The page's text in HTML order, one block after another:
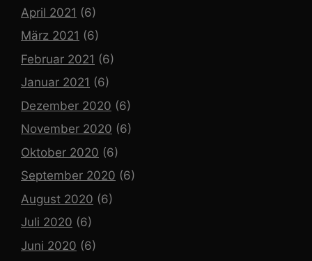
April 2021 (6)
März 2021 (6)
Februar 2021 (6)
Januar 2021 (6)
Dezember 2020 (6)
November 2020 (6)
Oktober 2020 (6)
September 2020 (6)
August 2020 (6)
Juli 2020 (6)
Juni 2020 (6)